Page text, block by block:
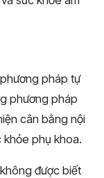
pháp tự
phương pháp
cân bằng nội
khỏe phụ khoa.
được biết